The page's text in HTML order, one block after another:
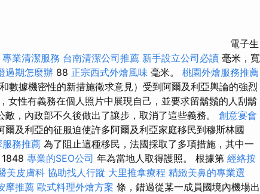
電子生
專業清潔服務 台南清潔公司推薦 新手設立公司必讀 毫米，寬
過期怎麼辦 88 正宗西式外燴風味 毫米。 桃園外燴服務推薦
數據機密性的新措施徵求意見）受到阿爾及利亞輿論的強烈
女性有義務在個人照片中展現自己，並要求留鬍鬚的人刮鬍
敵，內政部不久後做出了讓步，取消了這些義務。 創意宴會
爾及利亞的征服迫使許多阿爾及利亞家庭移民到穆斯林國
務推薦 為了阻止這種移民，法國採取了多項措施，其中一
1848 專業的SEO公司 年為當地人取得護照。 根據第 經絡按
美皮膚科 協助找人行蹤 大里推拿療程 精緻美鼻的專業選
摩推薦 歐式料理外燴方案 條，錯過從某一成員國境內機場出